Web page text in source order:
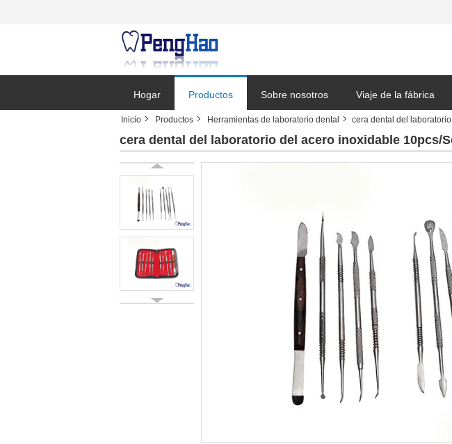
Hogar Productos Sobre nosotros Viaje de la fábrica
Solicitar una cotización
Inicio Productos Herramientas de laboratorio dental cera dental del
cera dental del laboratorio del acero inoxidable